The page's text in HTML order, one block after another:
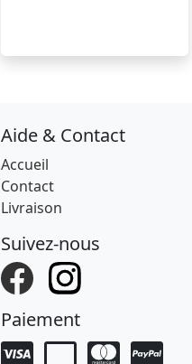
Aide & Contact
Accueil
Contact
Livraison
Suivez-nous
Paiement